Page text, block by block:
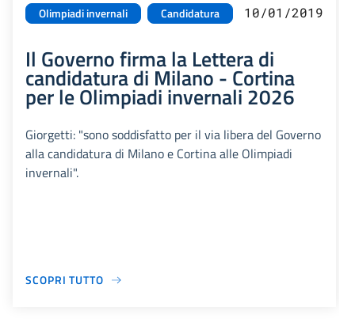
Olimpiadi invernali Candidatura 10/01/2019
Il Governo firma la Lettera di
candidatura di Milano - Cortina
per le Olimpiadi invernali 2026
Giorgetti: "sono soddisfatto per il via libera del Governo
alla candidatura di Milano e Cortina alle Olimpiadi
invernali".
SCOPRI TUTTO